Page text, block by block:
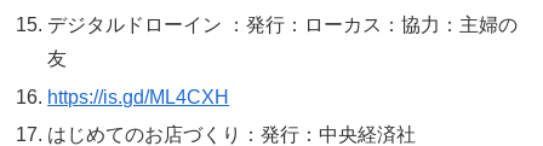
デジタルドローイン ：発行：ローカス：協力：主婦の
友
https://is.gd/ML4CXH
はじめてのお店づくり：発行：中央経済社